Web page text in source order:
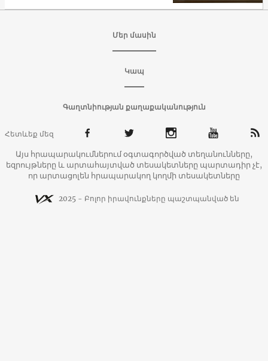
Մեր մասին
Կապ
Գաղտնիության քաղաքականություն
Հետևեք մեզ
Այս հրապարակումներում օգտագործված տեղանունները,
եզրույթները և արտահայտված տեսակետները պարտադիր չէ,
որ արտացոլեն հրապարակող կողմի տեսակետները
2025 - Բոլոր իրավունքները պաշտպանված են